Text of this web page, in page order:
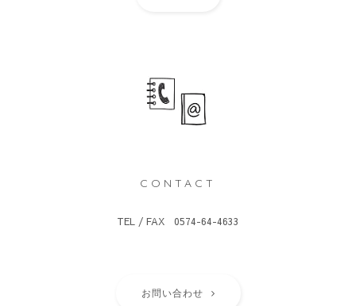
CONTACT
TEL / FAX 0574-64-4633
お問い合わせ